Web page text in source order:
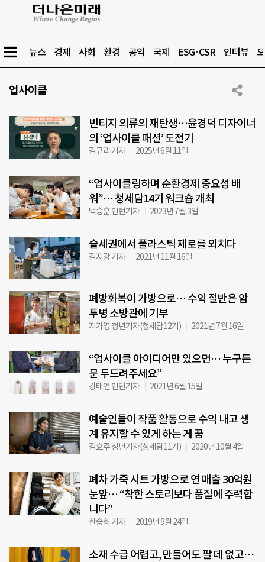
뉴스 경제 사회 환경 공익 국제 ESG·CSR 인터뷰
업사이클
빈티지 의류의 재탄생…윤경덕 디자이너
의 ‘업사이클 패션’ 도전기
김규리 기자 2025년 6월 11일
“업사이클링하며 순환경제 중요성 배
워”… 청세담14기 워크숍 개최
백승훈 인턴기자 2023년 7월 3일
슬세권에서 플라스틱 제로를 외치다
김지강 기자 2021년 11월 16일
폐방화복이 가방으로… 수익 절반은 암
투병 소방관에 기부
지가영 청년기자(청세담12기) 2021년 7월 16일
“업사이클 아이디어만 있으면… 누구든
문 두드려주세요”
강태연 인턴기자 2021년 6월 15일
예술인들이 작품 활동으로 수익 내고 생
계 유지할 수 있게 하는 게 꿈
김효주 청년기자(청세담11기) 2020년 10월 4일
폐차 가죽 시트 가방으로 연 매출 30억원
눈앞… “착한 스토리보다 품질에 주력합
니다”
한승희 기자 2019년 9월 24일
소재 수급 어렵고, 만들어도 팔 데 없고…